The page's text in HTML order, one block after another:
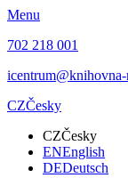
Menu
702 218 001
CZČesky
CZČesky
ENEnglish
DEDeutsch